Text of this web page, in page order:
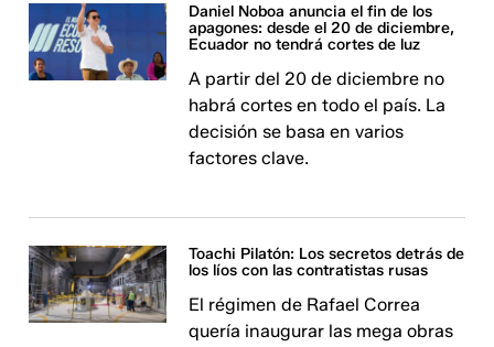
Daniel Noboa anuncia el fin de los
apagones: desde el 20 de diciembre,
Ecuador no tendrá cortes de luz
A partir del 20 de diciembre no
habrá cortes en todo el país. La
decisión se basa en varios
factores clave.
Toachi Pilatón: Los secretos detrás de
los líos con las contratistas rusas
El régimen de Rafael Correa
quería inaugurar las mega obras